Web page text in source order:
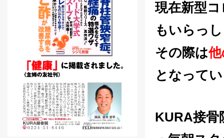
現在新型
もいらっ
その際は
となって
KURA接骨